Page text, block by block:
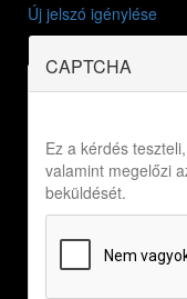
Új jelszó igénylése
CAPTCHA
Ez a kérdés
valamint megelőzi
beküldését.